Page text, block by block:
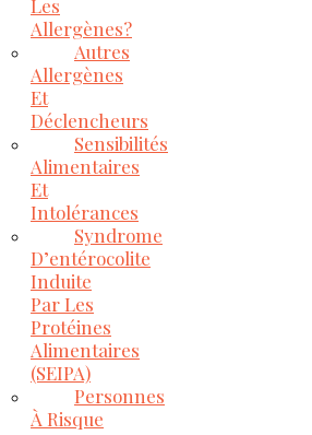
Les
Allergènes?
Autres
Allergènes
Et
Déclencheurs
Sensibilités
Alimentaires
Et
Intolérances
Syndrome
D’entérocolite
Induite
Par Les
Protéines
Alimentaires
(SEIPA)
Personnes
À Risque